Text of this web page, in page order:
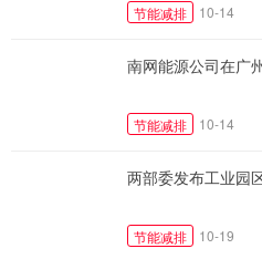
节能减排 10-14
南网能源公司在广
节能减排 10-14
两部委发布工业园
节能减排 10-19